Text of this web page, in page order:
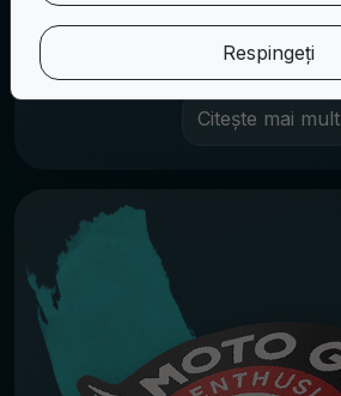
EVENIMENTE
Citește mai mult
Respingeți